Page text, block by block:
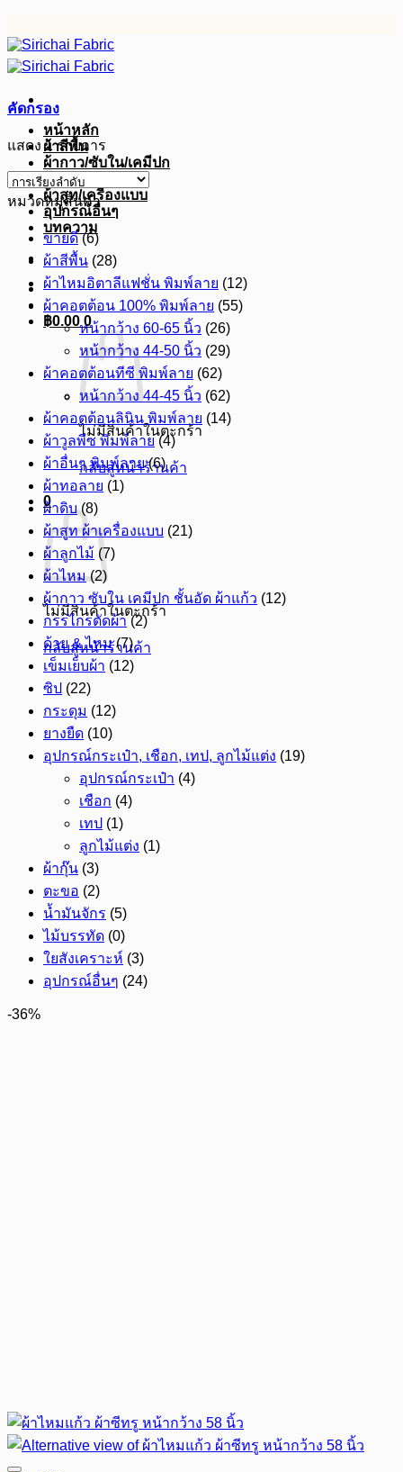
ไป
ยัง
หน้าหลัก
ผ้าสีพื้น
ผ้ากาว/ซับใน/เคมีปก
ผ้าดิบ
ผ้าสูท/เครื่องแบบ
อุปกรณ์อื่นๆ
บทความ
฿0.00 0
ไม่มีสินค้าในตะกร้า
กลับสู่หน้าร้านค้า
0
ไม่มีสินค้าในตะกร้า
กลับสู่หน้าร้านค้า
คัดกรอง
แสดง 1 รายการ
หมวดหมู่สินค้า
ขายดี (6)
ผ้าสีพื้น (28)
ผ้าไหมอิตาลีแฟชั่น พิมพ์ลาย (12)
ผ้าคอตต้อน 100% พิมพ์ลาย (55)
หน้ากว้าง 60-65 นิ้ว (26)
หน้ากว้าง 44-50 นิ้ว (29)
ผ้าคอตต้อนทีซี พิมพ์ลาย (62)
หน้ากว้าง 44-45 นิ้ว (62)
ผ้าคอตต้อนลินิน พิมพ์ลาย (14)
ผ้าวูลพีซ พิมพ์ลาย (4)
ผ้าอื่นๆ พิมพ์ลาย (6)
ผ้าทอลาย (1)
ผ้าดิบ (8)
ผ้าสูท ผ้าเครื่องแบบ (21)
ผ้าลูกไม้ (7)
ผ้าไหม (2)
ผ้ากาว ซับใน เคมีปก ชั้นอัด ผ้าแก้ว (12)
กรรไกรตัดผ้า (2)
ด้าย & ไหม (7)
เข็มเย็บผ้า (12)
ซิป (22)
กระดุม (12)
ยางยืด (10)
อุปกรณ์กระเป๋า, เชือก, เทป, ลูกไม้แต่ง (19)
อุปกรณ์กระเป๋า (4)
เชือก (4)
เทป (1)
ลูกไม้แต่ง (1)
ผ้ากุ๊น (3)
ตะขอ (2)
น้ำมันจักร (5)
ไม้บรรทัด (0)
ใยสังเคราะห์ (3)
อุปกรณ์อื่นๆ (24)
-36%